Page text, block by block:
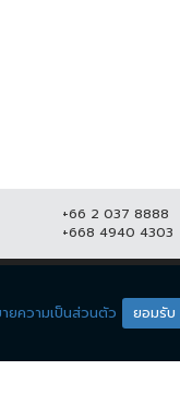
+66 2 037 8888
+668 4940 4303
ยความเป็นส่วนตัว ยอมรับ